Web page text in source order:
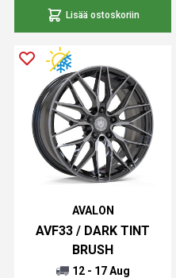
Lisää ostoskoriin
AVALON
AVF33 / DARK TINT
BRUSH
12 - 17 Aug